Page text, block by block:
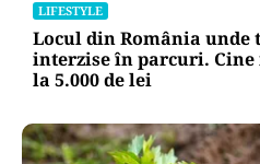
LIFESTYLE
Locul din România
interzise în parcuri. Cine
la 5.000 de lei